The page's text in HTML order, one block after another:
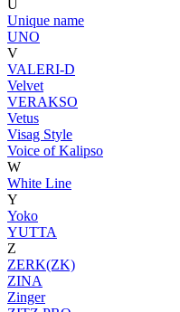
U
Unique name
UNO
V
VALERI-D
Velvet
VERAKSO
Vetus
Visag Style
Voice of Kalipso
W
White Line
Y
Yoko
YUTTA
Z
ZERK(ZK)
ZINA
Zinger